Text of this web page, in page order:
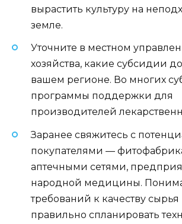
вырастить культуру на
земле.
Уточните в местном
хозяйства, какие субсидии
вашем регионе. Во многих
программы поддержки для
производителей
Заранее свяжитесь с
покупателями —
аптечными сетями,
народной медицины.
требований к качеству
правильно спланировать